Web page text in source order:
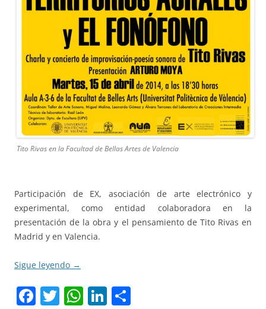
Tito Rivas en la Facultad de Bellas Artes de Valencia
Participación de EX, asociación de arte electrónico y
experimental, como entidad colaboradora en la
presentación de la obra y el pensamiento de Tito Rivas en
Madrid y en Valencia.
Sigue leyendo →
F T W Li